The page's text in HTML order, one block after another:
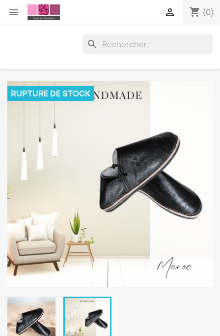
 shopping_cart (0)


RUPTURE DE STOCK